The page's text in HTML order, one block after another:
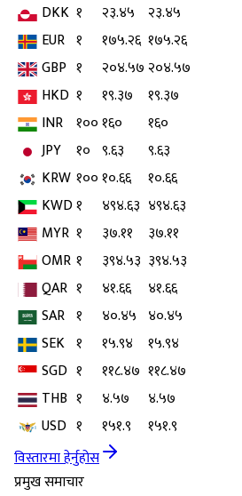
DKK १ २३.४५
२३.४५
EUR १ १७५.२६ १७५.२६
GBP १ २०४.५७ २०४.५७
HKD १ १९.३७
१९.३७
INR १००१६०
१६०
JPY
१० ९.६३
९.६३
KRW १००१०.६६
१०.६६
KWD१ ४९४.६३ ४९४.६३
MYR १ ३७.११
३७.११
OMR १ ३९४.५३ ३९४.५३
QAR १ ४१.६६
४१.६६
SAR १ ४०.४५ ४०.४५
SEK १ १५.९४
१५.९४
SGD १ ११८.४७ ११८.४७
THB १ ४.५७
४.५७
USD १ १५१.९
१५१.९
विस्तारमा हेर्नुहोस
प्रमुख समाचार